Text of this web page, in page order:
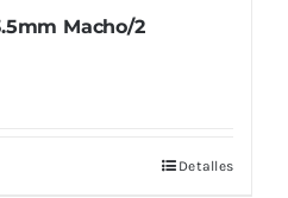
Macho/2
Detalles